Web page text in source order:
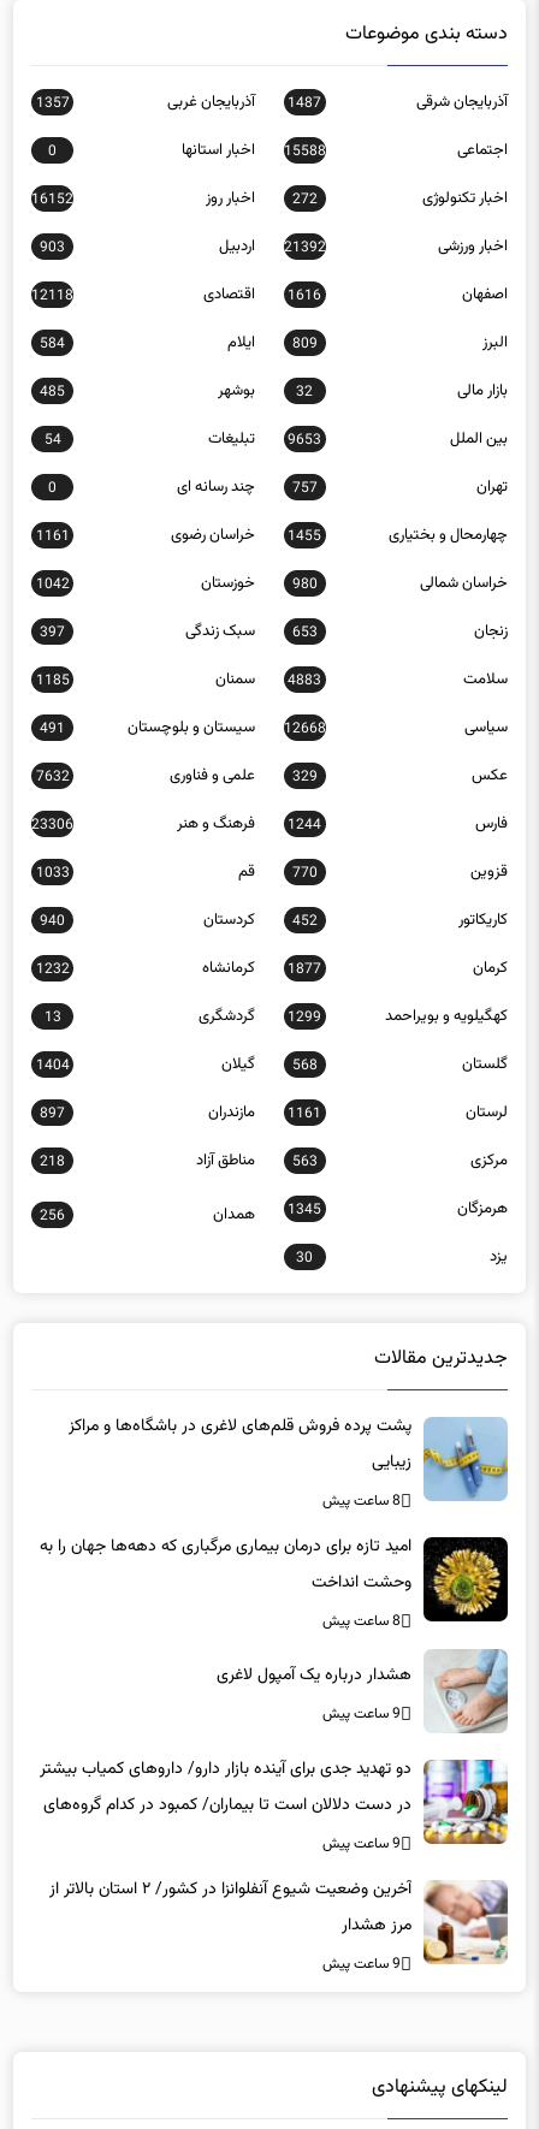
آذربایجان شرقی
اجتماعی 15588 اخبار استانها 0
اخبار تکنولوژی 272 اخبار روز 16152
اخبار ورزشی 21392 اردبیل 903
اصفهان 1616 اقتصادی 12118
البرز 809 ایلام 584
بازار مالی 32 بوشهر 485
بین الملل 9653 تبلیغات 54
تهران 757 چند رسانه ای 0
چهارمحال و بختیاری 1455 خراسان رضوی 1161
خراسان شمالی 980 خوزستان 1042
زنجان 653 سبک زندگی 397
سلامت 4883 سمنان 1185
سیاسی 12668 سیستان و بلوچستان 491
عکس 329 علمی و فناوری 7632
فارس 1244 فرهنگ و هنر 23306
قزوین 770 قم 1033
کاریکاتور 452 کردستان 940
کرمان 1877 کرمانشاه 1232
کهگیلویه و بویراحمد 1299 گردشگری 13
گلستان 568 گیلان 1404
لرستان 1161 مازندران 897
مرکزی 563 مناطق آزاد 218
هرمزگان 1345
256
یزد 30
پشت پرده فروش قلم‌های لاغری در باشگاه‌ها و مراکز
زیبایی
8 ساعت پیش
امید تازه برای درمان بیماری مرگباری که دهه‌ها جهان را به
وحشت انداخت
8 ساعت پیش
9 ساعت پیش
در دست دلالان است تا بیماران/ کمبود در کدام گروه‌های
دارویی محسوس‌تر است؟
9 ساعت پیش
مرز هشدار
9 ساعت پیش
دانلود رایگان نرم افزار